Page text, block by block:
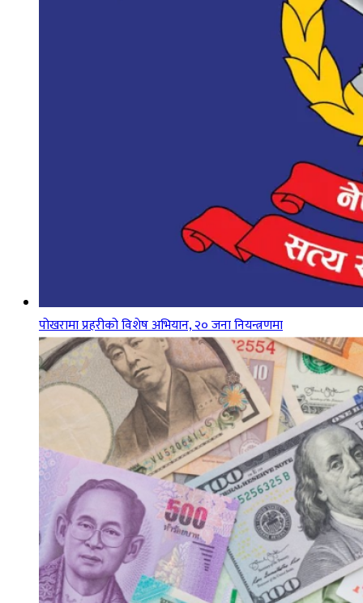
पोखरामा प्रहरीको विशेष अभियान, २० जना नियन्त्रणमा